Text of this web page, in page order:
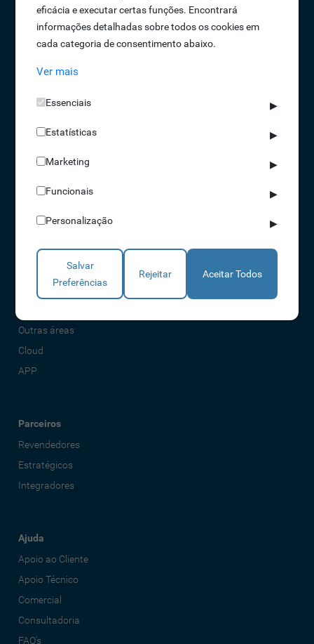
Sobre Nós
Oportunidades de Emprego
Termos e Condições
Política de Privacidade
Livro de reclamações
Soluções
Acessos
Torniquetes
Parques Auto
Rondas e Serviços
Outras áreas
Cloud
APP
Parceiros
Revendedores
Estratégicos
Integradores
Ajuda
Apoio ao Cliente
Apoio Técnico
Comercial
Consultadoria
FAQ's
eficácia e executar certas funções. Encontrará
informações detalhadas sobre todos os cookies em
cada categoria de consentimento abaixo.
Ver mais
Essenciais ▶
Estatísticas ▶
Marketing ▶
Funcionais ▶
Personalização ▶
Salvar
Preferências
Rejeitar Aceitar Todos